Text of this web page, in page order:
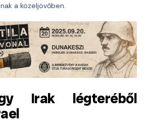
a közeljövőben.
Irak légteréből